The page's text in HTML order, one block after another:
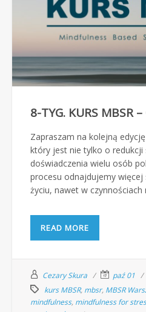
8-TYG. KURS MBSR –
Zapraszam na kolejną
który jest nie tylko o redukcji
doświadczenia wielu osób
procesu odnajdujemy
życiu, nawet w czynnościach
READ MORE
Cezary Skura
paź 01
kurs MBSR, mbsr, MBSR
mindfulness, mindfulness for